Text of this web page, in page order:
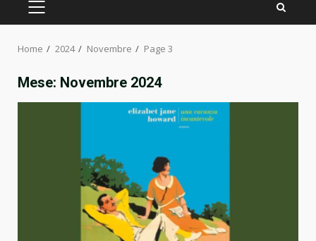
PRIMARY
Home 2024 Novembre Page 3
Mese: Novembre 2024